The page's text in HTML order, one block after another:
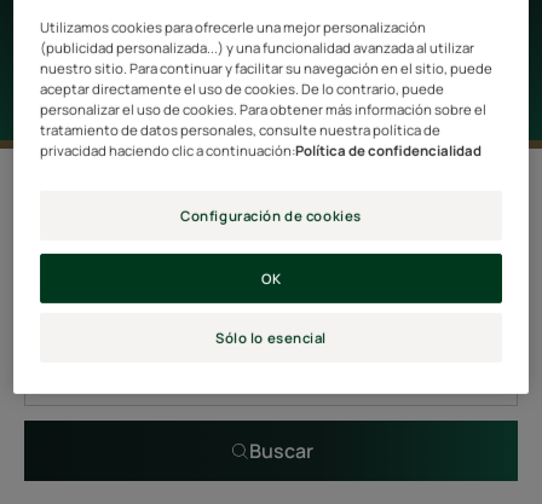
que necesitan una hidratación intensa.
aceite de moringa"
Buscar
Utilizamos cookies para ofrecerle una mejor personalización
(publicidad personalizada...) y una funcionalidad avanzada al utilizar
nuestro sitio. Para continuar y facilitar su navegación en el sitio, puede
aceptar directamente el uso de cookies. De lo contrario, puede
personalizar el uso de cookies. Para obtener más información sobre el
tratamiento de datos personales, consulte nuestra política de
privacidad haciendo clic a continuación:Política de confidencialidad
Configuración de cookies
Sólo lo esencial
OK